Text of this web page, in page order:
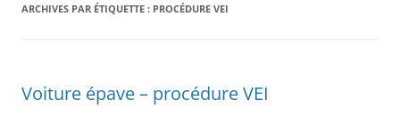
ARCHIVES PAR ÉTIQUETTE : PROCÉDURE VEI
Voiture épave – procédure VEI